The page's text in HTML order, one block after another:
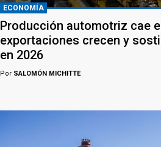
ECONOMÍA
Producción automotriz cae
exportaciones crecen y
en 2026
Por SALOMÓN MICHITTE